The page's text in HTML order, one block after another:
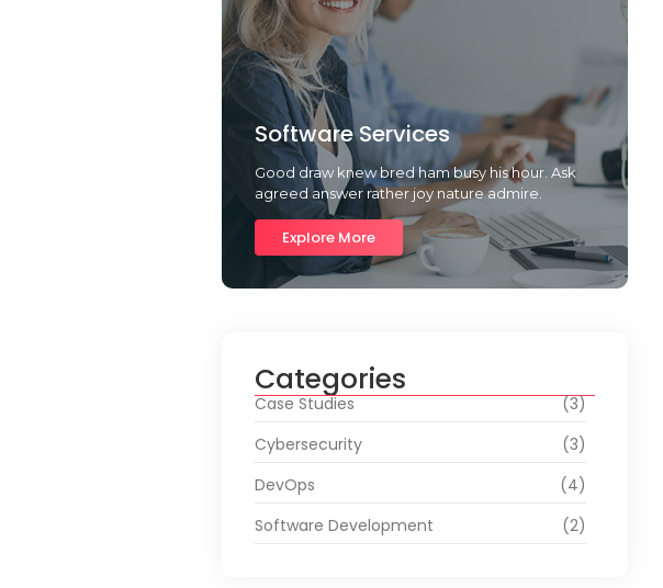
Software Services
Good draw knew bred ham busy his hour. Ask
agreed answer rather joy nature admire.
Explore More
Categories
Case Studies
(3)
Cybersecurity
(3)
DevOps
(4)
Software Development
(2)